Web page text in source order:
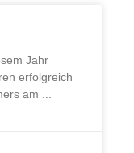
Jahr
erfolgreich
am